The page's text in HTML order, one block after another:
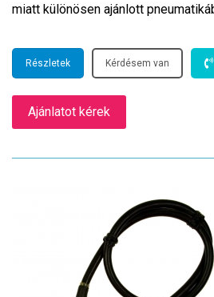
miatt különösen ajánlott
Részletek Kérdésem van
Ajánlatot kérek